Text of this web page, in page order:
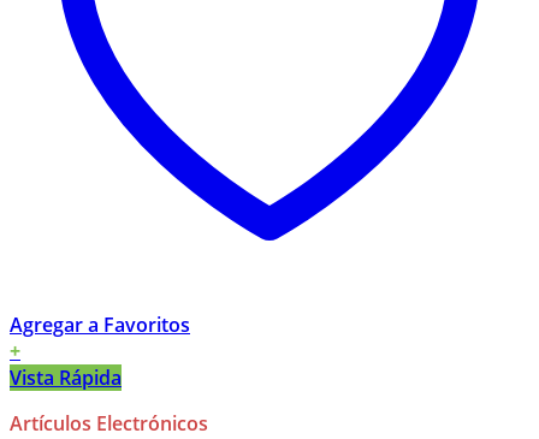
Agregar a Favoritos
+
Vista Rápida
Artículos Electrónicos